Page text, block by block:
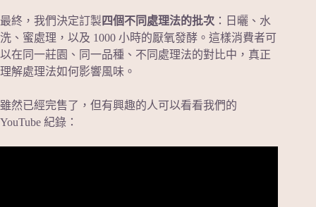
最終，我們決定訂製 四個不同處理法的批次 ：日曬、水
洗、蜜處理，以及 1000 小時的厭氧發酵。這樣消費者可
以在同一莊園、同一品種、不同處理法的對比中，真正
理解處理法如何影響風味。
雖然已經完售了，但有興趣的人可以看看我們的
YouTube 紀錄：